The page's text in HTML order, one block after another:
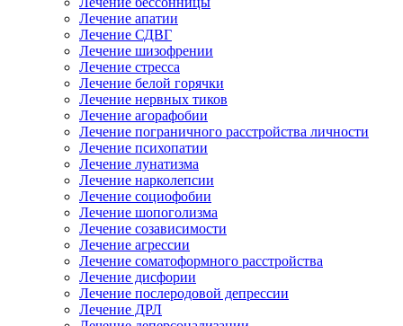
Лечение апатии
Лечение СДВГ
Лечение шизофрении
Лечение стресса
Лечение белой горячки
Лечение нервных тиков
Лечение агорафобии
Лечение пограничного расстройства личности
Лечение психопатии
Лечение лунатизма
Лечение нарколепсии
Лечение социофобии
Лечение шопоголизма
Лечение созависимости
Лечение агрессии
Лечение соматоформного расстройства
Лечение дисфории
Лечение послеродовой депрессии
Лечение ДРЛ